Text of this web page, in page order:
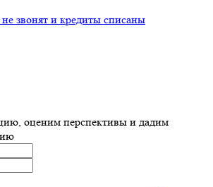
звонят и кредиты списаны
оценим перспективы и дадим